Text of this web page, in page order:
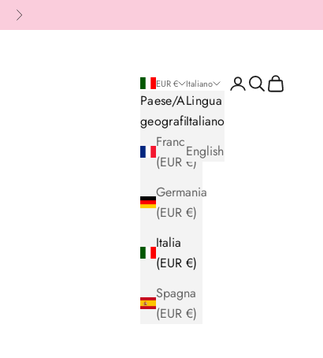
Successivo
EUR €
Paese/Area
geografica
Francia
(EUR €)
Germania
(EUR €)
Italia
(EUR €)
Spagna
(EUR €)
Italiano
Lingua
Italiano
English
LoginCercaCarrello